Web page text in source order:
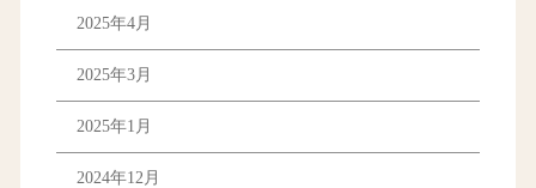
2025年4月
2025年3月
2025年1月
2024年12月